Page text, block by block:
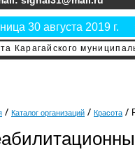
Карагайского
30 августа 2019 г.
Каталог организаций Красота